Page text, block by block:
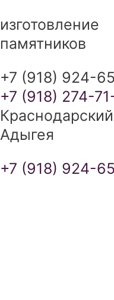
изготовление
памятников
+7 (918) 924-
+7 (918) 274-
Адыгея
+7 (918) 924-